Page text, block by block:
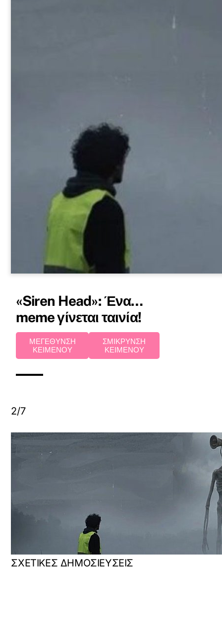
«Siren Head»: Ένα…
meme γίνεται ταινία!
ΜΕΓΕΘΥΝΣΗ
ΚΕΙΜΕΝΟΥ
ΣΜΙΚΡΥΝΣΗ
ΚΕΙΜΕΝΟΥ
2/7
ΣΧΕΤΙΚΕΣ ΔΗΜΟΣΙΕΥΣΕΙΣ